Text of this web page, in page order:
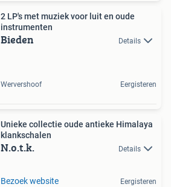
2 LP's met muziek voor luit en oude
instrumenten
Bieden Details
Wervershoof Eergisteren
Unieke collectie oude antieke Himalaya
klankschalen
N.o.t.k. Details
Bezoek website Eergisteren